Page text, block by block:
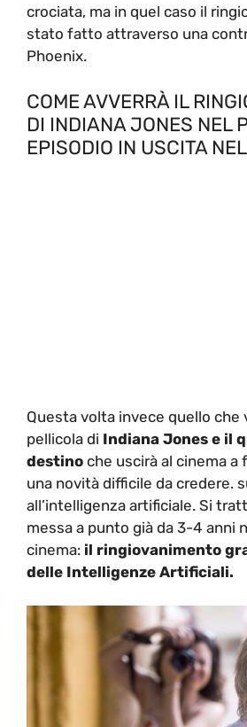
crociata, ma in quel caso il
stato fatto attraverso una
Phoenix.
COME AVVERRÀ IL
DI INDIANA JONES NEL
EPISODIO IN USCITA
Questa volta invece quello che
pellicola di Indiana Jones e il
destino che uscirà al cinema a
una novità difficile da credere.
all’intelligenza artificiale. Si
messa a punto già da 3-4 anni
cinema: il ringiovanimento
delle Intelligenze Artificiali.